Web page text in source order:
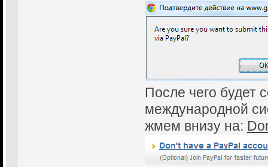
После чего будет
международной
жмем внизу на: